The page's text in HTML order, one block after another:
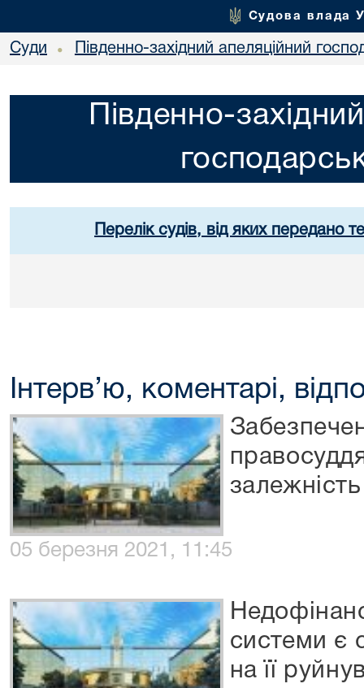
Судова влада
Суди • Південно-західний апеляційний
Південно-
Перелік судів, від яких передано
Інтерв’ю, коментарі,
05 березня 2021, 11:45
системи є
на її